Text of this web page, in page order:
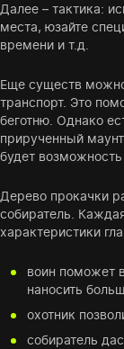
Далее – тактика:
места, юзайте
времени и т.д.
Еще существ можно
транспорт. Это
беготню. Однако
прирученный
будет
Дерево прокачки
собиратель.
характеристики
воин поможет
наносить
охотник
собиратель